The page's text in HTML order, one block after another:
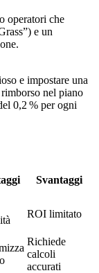
operatori che
e un
e impostare una
nel piano
0,2 % per ogni
Svantaggi
ROI limitato
Richiede
calcoli
accurati